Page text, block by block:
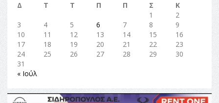
Δ
Τ Τ Π Π Σ
Κ
1
2
3
4 5 6 7 8
9
10
11 12 13 14 15
16
17
18 19 20 21 22
23
24
25 26 27 28 29
30
31
« Ιούλ